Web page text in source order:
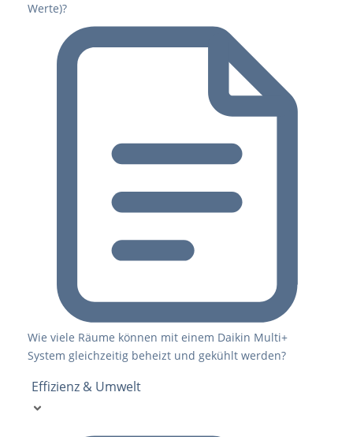
Werte)?
Wie viele Räume können mit einem Daikin Multi+
System gleichzeitig beheizt und gekühlt werden?
Effizienz & Umwelt